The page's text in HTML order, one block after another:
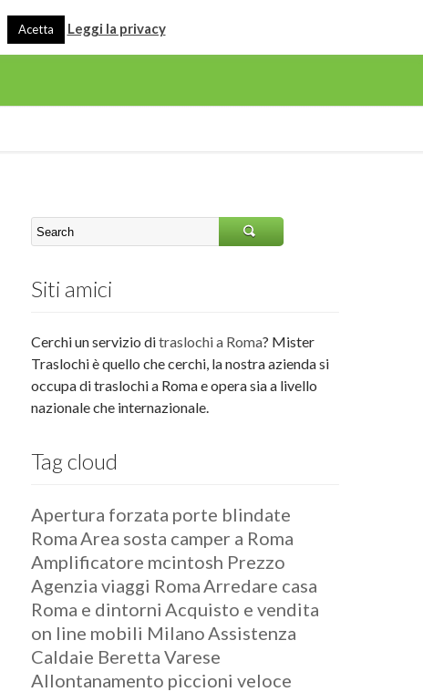
Siti amici
Cerchi un servizio ditraslochi a Roma? Mister
Traslochi è quello che cerchi, la nostra azienda si
occupa di traslochi a Roma e opera sia a livello
nazionale che internazionale.
Tag cloud
Apertura forzata porte blindate
RomaArea sosta camper a Roma
Amplificatore mcintosh Prezzo
Agenzia viaggi RomaArredare casa
Roma e dintorni Acquisto e vendita
on line mobili MilanoAssistenza
Caldaie Beretta Varese
Allontanamento piccioni veloce
Acetta Leggi la privacy